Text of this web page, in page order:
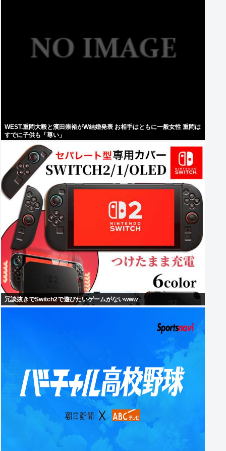
WEST.重岡大毅と濱田崇裕がW結婚発表 お相手はともに一般女性 重岡は
すでに子供も「尊い」
冗談抜きでSwitch2で遊びたいゲームがないwww